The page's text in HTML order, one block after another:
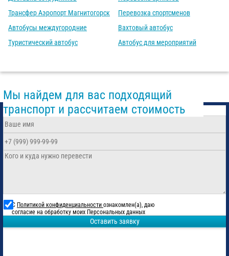
Трансфер Аэропорт Магнитогорск
Автобусы междугородние
Туристический автобус
Перевозка спортсменов
Вахтовый автобус
Автобус для мероприятий
Мы найдем для вас подходящий
транспорт и рассчитаем стоимость
С Политикой конфиденциальности ознакомлен(а), даю
согласие на обработку моих Персональных данных
Оставить заявку